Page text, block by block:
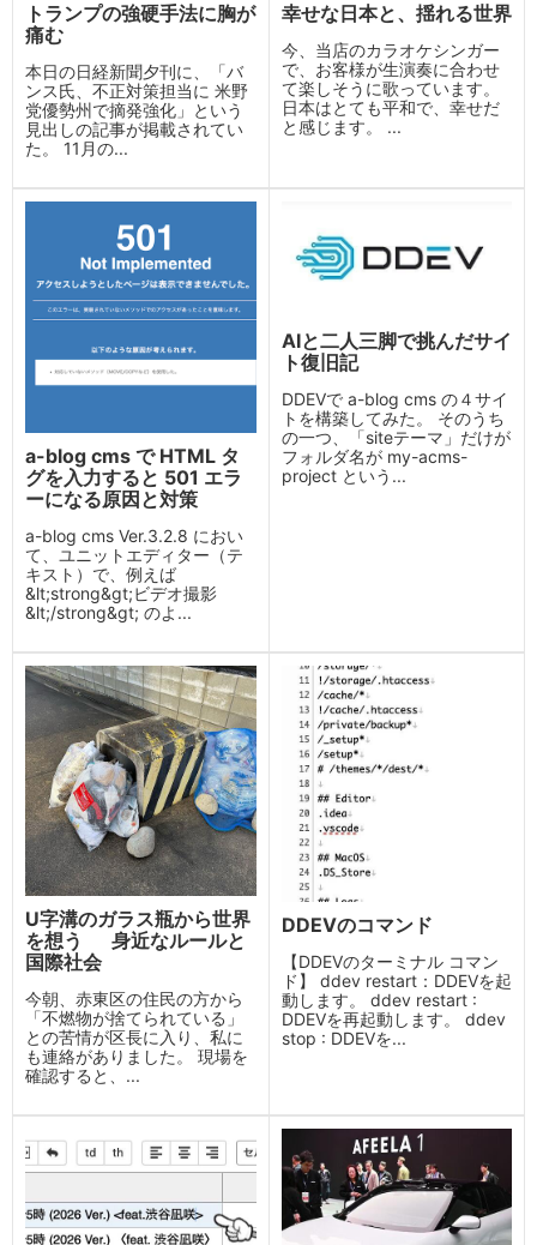
トランプの強硬手法に胸が
痛む
本日の日経新聞夕刊に、「バ
ンス氏、不正対策担当に 米野
党優勢州で摘発強化」という
見出しの記事が掲載されてい
た。 11月の...
幸せな日本と、揺れる世界
今、当店のカラオケシンガー
で、お客様が生演奏に合わせ
て楽しそうに歌っています。
日本はとても平和で、幸せだ
と感じます。 ...
a-blog cms で HTML タ
グを入力すると 501 エラ
ーになる原因と対策
a-blog cms Ver.3.2.8 におい
て、ユニットエディター（テ
キスト）で、例えば
&lt;strong&gt;ビデオ撮影
&lt;/strong&gt; のよ...
AIと二人三脚で挑んだサイ
ト復旧記
DDEVで a-blog cms の４サイ
トを構築してみた。 そのうち
の一つ、「siteテーマ」だけが
フォルダ名が my-acms-
project という...
U字溝のガラス瓶から世界
を想う 身近なルールと
国際社会
今朝、赤東区の住民の方から
「不燃物が捨てられている」
との苦情が区長に入り、私に
も連絡がありました。 現場を
確認すると、...
DDEVのコマンド
【DDEVのターミナル コマン
ド】 ddev restart：DDEVを起
動します。 ddev restart :
DDEVを再起動します。 ddev
stop : DDEVを...